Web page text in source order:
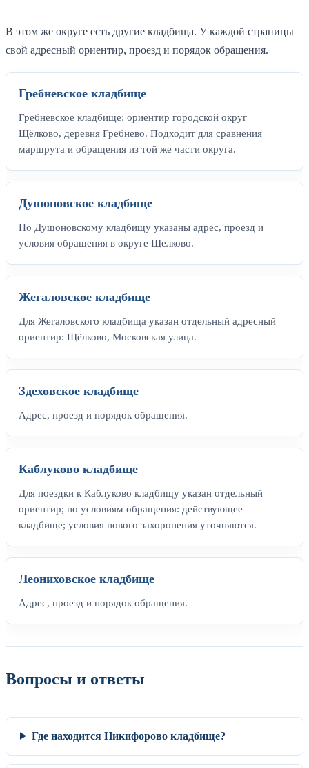
В этом же округе есть другие кладбища. У каждой страницы
свой адресный ориентир, проезд и порядок обращения.
Гребневское кладбище
Гребневское кладбище: ориентир городской округ
Щёлково, деревня Гребнево. Подходит для сравнения
маршрута и обращения из той же части округа.
Душоновское кладбище
По Душоновскому кладбищу указаны адрес, проезд и
условия обращения в округе Щелково.
Жегаловское кладбище
Для Жегаловского кладбища указан отдельный адресный
ориентир: Щёлково, Московская улица.
Здеховское кладбище
Адрес, проезд и порядок обращения.
Каблуково кладбище
Для поездки к Каблуково кладбищу указан отдельный
ориентир; по условиям обращения: действующее
кладбище; условия нового захоронения уточняются.
Леониховское кладбище
Адрес, проезд и порядок обращения.
Вопросы и ответы
Где находится Никифорово кладбище?